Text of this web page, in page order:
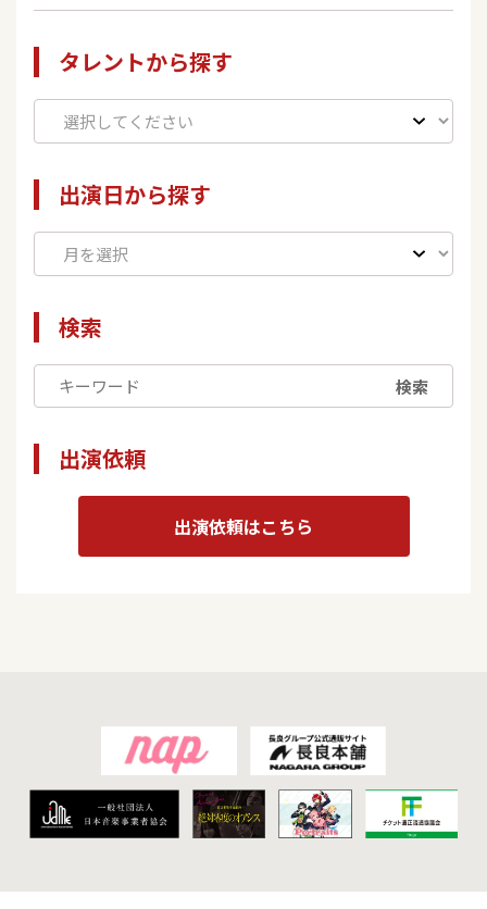
タレントから探す
出演日から探す
検索
検索
出演依頼
出演依頼はこちら